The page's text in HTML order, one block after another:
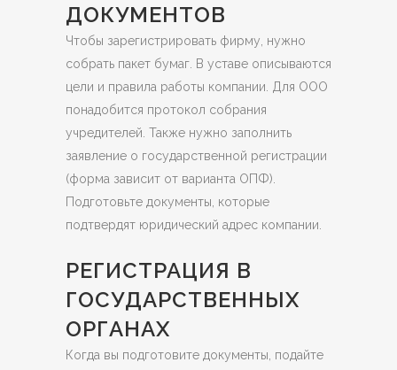
ДОКУМЕНТОВ
Чтобы зарегистрировать фирму, нужно
собрать пакет бумаг. В уставе описываются
цели и правила работы компании. Для ООО
понадобится протокол собрания
учредителей. Также нужно заполнить
заявление о государственной регистрации
(форма зависит от варианта ОПФ).
Подготовьте документы, которые
подтвердят юридический адрес компании.
РЕГИСТРАЦИЯ В
ГОСУДАРСТВЕННЫХ
ОРГАНАХ
Когда вы подготовите документы, подайте